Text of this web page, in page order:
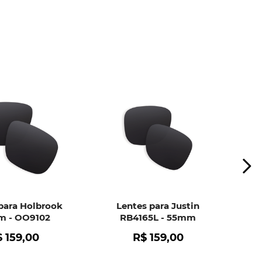
Holbrook
- OO9102
159,00
Lentes para Justin
RB4165L - 55mm
R$ 159,00